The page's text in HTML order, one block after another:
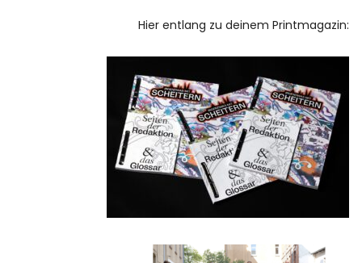
Hier entlang zu deinem Printmagazin: